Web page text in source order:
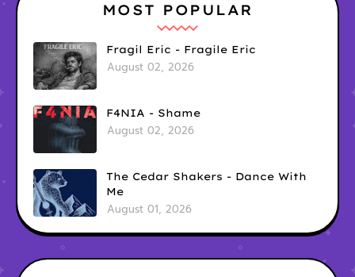
MOST POPULAR
Fragil Eric - Fragile Eric
August 02, 2026
F4NIA - Shame
August 02, 2026
The Cedar Shakers - Dance With
Me
August 01, 2026